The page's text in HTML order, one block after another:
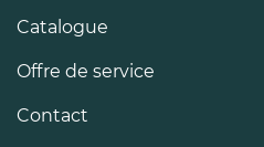
Catalogue
Offre de service
Contact